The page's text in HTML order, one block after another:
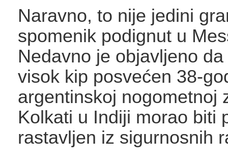
Naravno, to nije jedini
spomenik podignut u
Nedavno je objavljeno
visok kip posvećen 38-
argentinskoj nogometnoj
Kolkati u Indiji morao biti
rastavljen iz sigurnosnih